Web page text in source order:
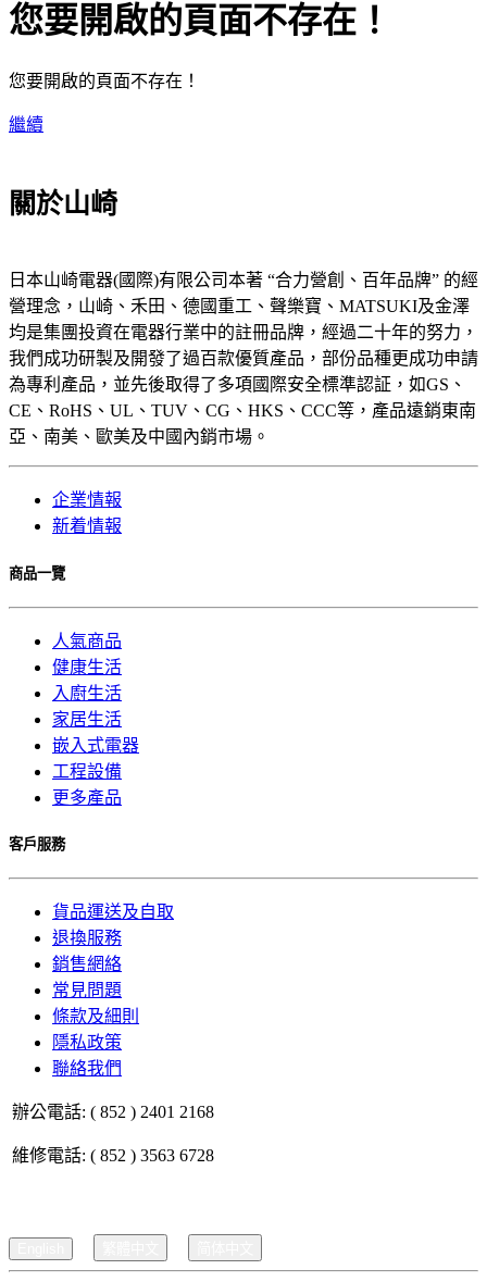
您要開啟的頁面不存在！
您要開啟的頁面不存在！
繼續
關於山崎
日本山崎電器(國際)有限公司本著 “合力營創、百年品牌” 的經
營理念，山崎、禾田、德國重工、聲樂寶、MATSUKI及金澤
均是集團投資在電器行業中的註冊品牌，經過二十年的努力，
我們成功研製及開發了過百款優質產品，部份品種更成功申請
為專利產品，並先後取得了多項國際安全標準認証，如GS、
CE、RoHS、UL、TUV、CG、HKS、CCC等，產品遠銷東南
亞、南美、歐美及中國內銷市場。
企業情報
新着情報
商品一覽
人氣商品
健康生活
入廚生活
家居生活
嵌入式電器
工程設備
更多產品
客戶服務
貨品運送及自取
退換服務
銷售網絡
常見問題
條款及細則
隱私政策
聯絡我們
辦公電話: ( 852 ) 2401 2168
維修電話: ( 852 ) 3563 6728